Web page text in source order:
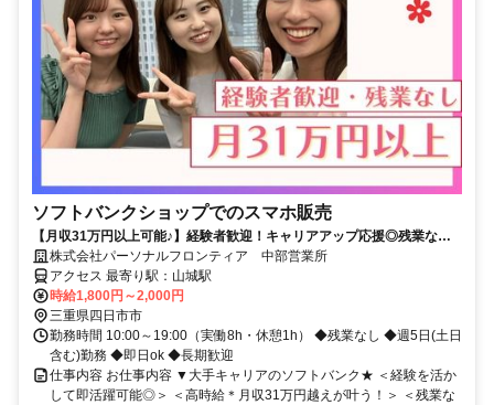
ソフトバンクショップでのスマホ販売
【月収31万円以上可能♪】経験者歓迎！キャリアアップ応援◎残業なし&
フルタイム！即日ok★
株式会社パーソナルフロンティア 中部営業所
アクセス 最寄り駅：山城駅
時給1,800円～2,000円
三重県四日市市
勤務時間 10:00～19:00（実働8h・休憩1h） ◆残業なし ◆週5日(土日
含む)勤務 ◆即日ok ◆長期歓迎
仕事内容 お仕事内容 ▼大手キャリアのソフトバンク★ ＜経験を活か
して即活躍可能◎＞ ＜高時給＊月収31万円越えが叶う！＞ ＜残業な